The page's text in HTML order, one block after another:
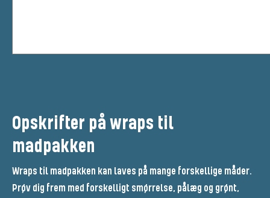
Opskrifter på wraps til
madpakken
Wraps til madpakken kan laves på mange forskellige måder.
Prøv dig frem med forskelligt smørrelse, pålæg og grønt,